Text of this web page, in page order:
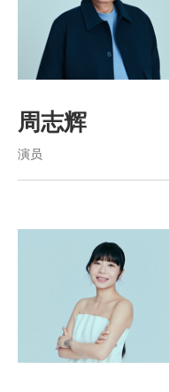
周志辉
演员